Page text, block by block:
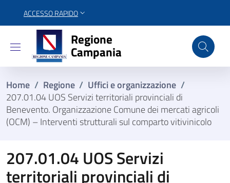
ACCESSO RAPIDO
Regione Campania
Regione
Campania
Home / Regione / Uffici e organizzazione /
207.01.04 UOS Servizi territoriali provinciali di
Benevento. Organizzazione Comune dei mercati agricoli
(OCM) – Interventi strutturali sul comparto vitivinicolo
207.01.04 UOS Servizi
territoriali provinciali di